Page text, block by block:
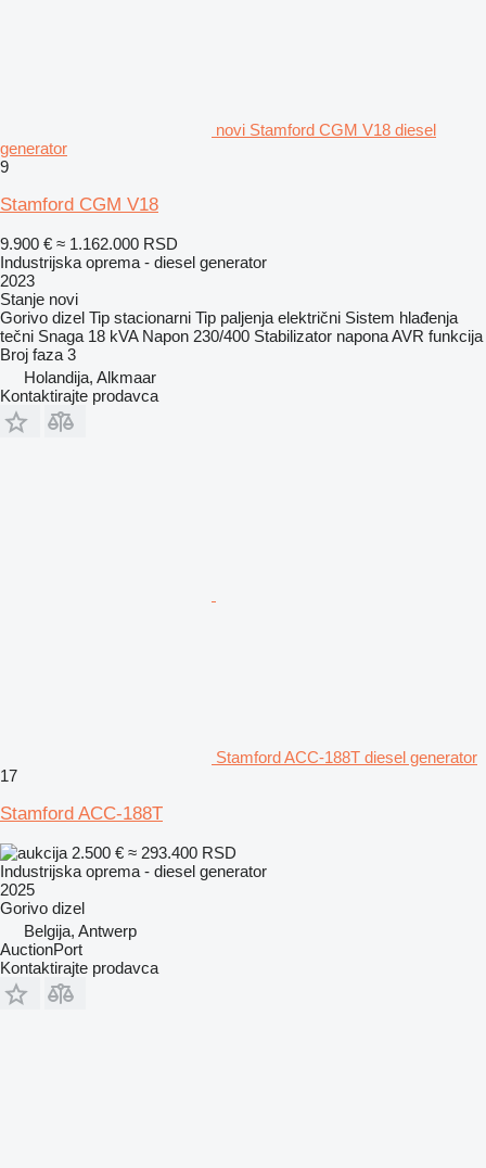
novi Stamford CGM V18 diesel
generator
9
Stamford CGM V18
9.900 € ≈ 1.162.000 RSD
Industrijska oprema - diesel generator
2023
Stanje novi
Gorivo dizel Tip stacionarni Tip paljenja električni Sistem hlađenja
tečni Snaga 18 kVA Napon 230/400 Stabilizator naponaAVR funkcija
Broj faza 3
Holandija, Alkmaar
Kontaktirajte prodavca
Stamford ACC-188T diesel generator
17
Stamford ACC-188T
2.500 € ≈ 293.400 RSD
Industrijska oprema - diesel generator
2025
Gorivo dizel
Belgija, Antwerp
AuctionPort
Kontaktirajte prodavca